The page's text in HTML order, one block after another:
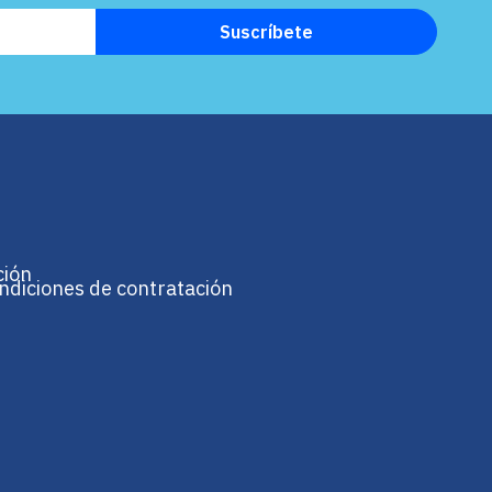
de contratación